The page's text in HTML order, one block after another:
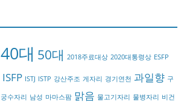
40대 50대 2018주료대상 2020대통령상 ESFP
ISFP ISTJ ISTP 강산주조 게자리 경기연천 과일향 구
궁수자리 남성 마마스팜 맑음 물고기자리 물병자리 비건